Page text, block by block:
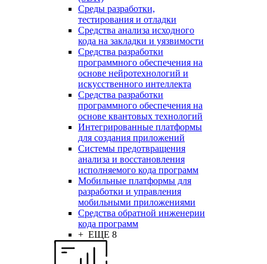
Среды разработки,
тестирования и отладки
Средства анализа исходного
кода на закладки и уязвимости
Средства разработки
программного обеспечения на
основе нейротехнологий и
искусственного интеллекта
Средства разработки
программного обеспечения на
основе квантовых технологий
Интегрированные платформы
для создания приложений
Системы предотвращения
анализа и восстановления
исполняемого кода программ
Мобильные платформы для
разработки и управления
мобильными приложениями
Средства обратной инженерии
кода программ
+ ЕЩЕ 8